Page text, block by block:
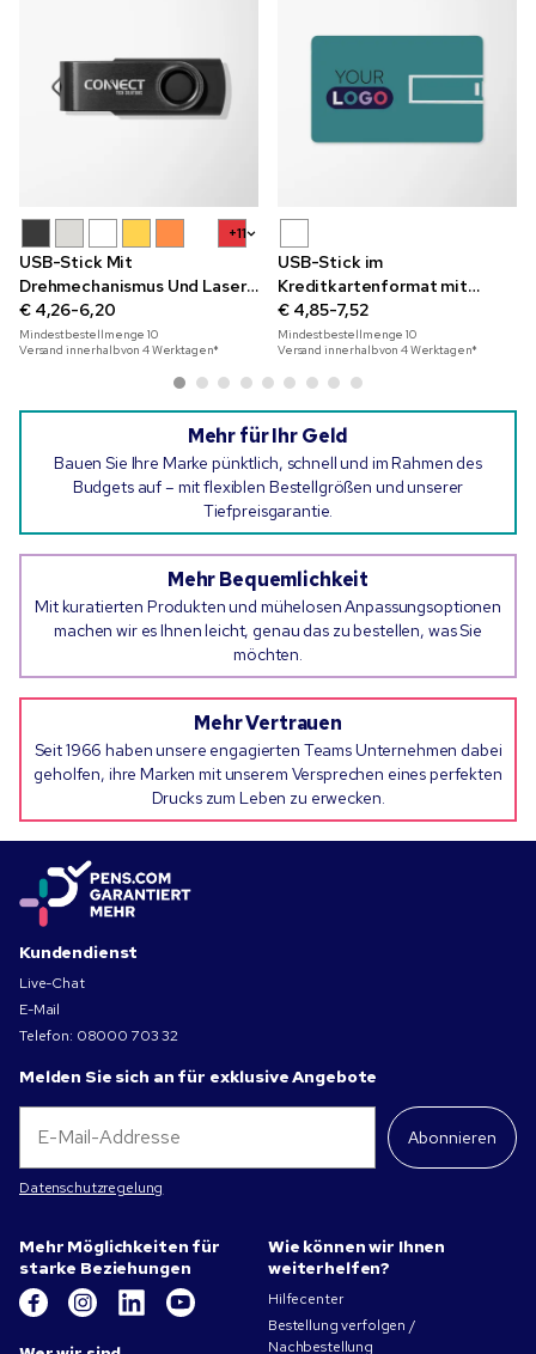
+11
USB-Stick Mit
Drehmechanismus Und Laser-
Gravur-16GB
€ 4,26-6,20
Mindestbestellmenge10
Versand innerhalb von 4 Werktagen*
USB-Stick im
Kreditkartenformat mit
Vollfarbdruck, 8 GB
€ 4,85-7,52
Mindestbestellmenge10
Versand innerhalb von 4 Werktagen*
Mehr für Ihr Geld
Bauen Sie Ihre Marke pünktlich, schnell und im Rahmen des
Budgets auf – mit flexiblen Bestellgrößen und unserer
Tiefpreisgarantie.
Mehr Bequemlichkeit
Mit kuratierten Produkten und mühelosen Anpassungsoptionen
machen wir es Ihnen leicht, genau das zu bestellen, was Sie
möchten.
Mehr Vertrauen
Seit 1966 haben unsere engagierten Teams Unternehmen dabei
geholfen, ihre Marken mit unserem Versprechen eines perfekten
Drucks zum Leben zu erwecken.
Kundendienst
Live-Chat
E-Mail
Telefon: 08000 703 32
Melden Sie sich an für exklusive Angebote
Abonnieren
Datenschutzregelung
Mehr Möglichkeiten für
starke Beziehungen
Wie können wir Ihnen
weiterhelfen?
Hilfecenter
Bestellung verfolgen /
Nachbestellung